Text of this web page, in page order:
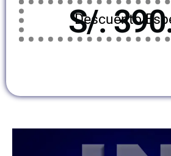
Descuento
S/.